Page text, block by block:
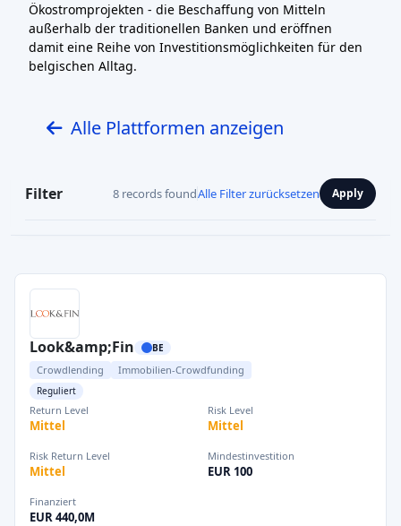
Ökostromprojekten - die Beschaffung von Mitteln
außerhalb der traditionellen Banken und eröffnen
damit eine Reihe von Investitionsmöglichkeiten für den
belgischen Alltag.
Alle Plattformen anzeigen
Filter 8 records foundAlle Filter zurücksetzen Apply
Look&amp;Fin BE
Crowdlending Immobilien-Crowdfunding
Reguliert
Return Level
Mittel
Risk Level
Mittel
Risk Return Level
Mittel
Mindestinvestition
EUR 100
Finanziert
EUR 440,0M